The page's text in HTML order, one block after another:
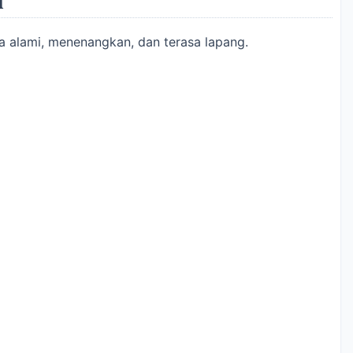
menenangkan, dan terasa lapang.